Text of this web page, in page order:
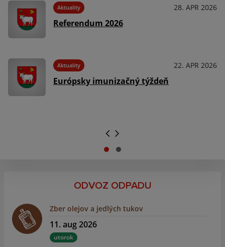
Aktuality 28. APR 2026
Referendum 2026
Aktuality 22. APR 2026
Európsky imunizačný týždeň
ODVOZ ODPADU
Zber olejov a jedlých tukov
11. aug 2026
utorok